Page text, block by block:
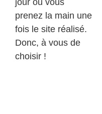
jour ou vous
prenez la main une
fois le site réalisé.
Donc, à vous de
choisir !